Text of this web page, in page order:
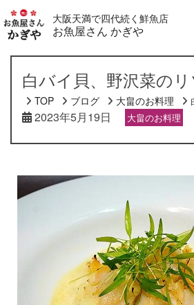
大阪天満で四代続く鮮魚店
お魚屋さん かぎや
白バイ貝、野沢菜のリ
TOP ブログ 大畠のお料理
2023年5月19日 大畠のお料理